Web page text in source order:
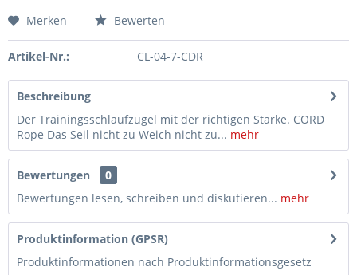
Merken Bewerten
Artikel-Nr.: CL-04-7-CDR
Beschreibung
Der Trainingsschlaufzügel mit der richtigen Stärke. CORD
Rope Das Seil nicht zu Weich nicht zu... mehr
Bewertungen
0
Bewertungen lesen, schreiben und diskutieren... mehr
Produktinformation (GPSR)
Produktinformationen nach Produktinformationsgesetz